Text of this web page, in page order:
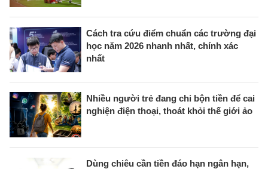
Cách tra cứu điểm chuẩn các trường đại
học năm 2026 nhanh nhất, chính xác
nhất
Nhiều người trẻ đang chi bộn tiền để cai
nghiện điện thoại, thoát khỏi thế giới ảo
Dùng chiêu cần tiền đáo hạn ngân hạn,